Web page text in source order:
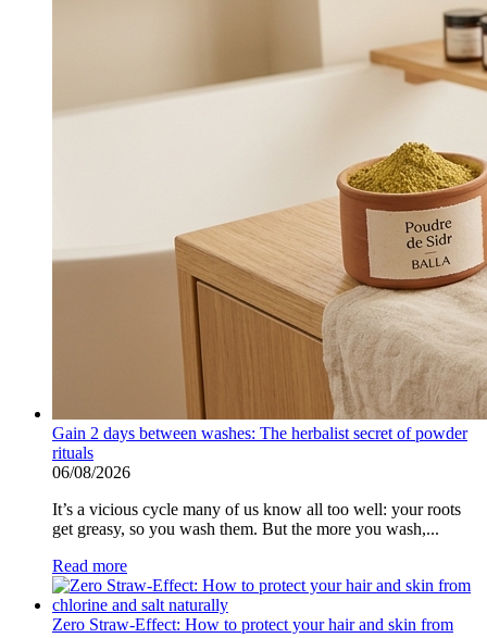
Gain 2 days between washes: The herbalist secret of powder
rituals
06/08/2026
It’s a vicious cycle many of us know all too well: your roots
get greasy, so you wash them. But the more you wash,...
Read more
Zero Straw-Effect: How to protect your hair and skin from